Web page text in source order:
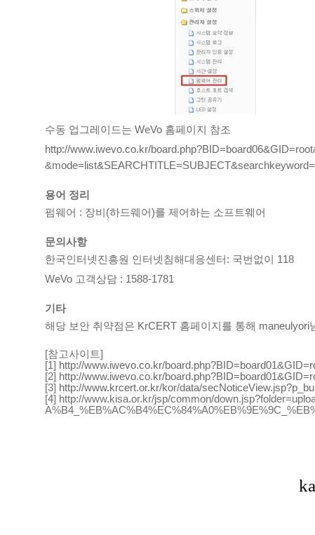
수동 업그레이드는 WeVo 홈페이지 참조
http://www.iwevo.co.kr/
용어 정리
펌웨어 : 장비(하드웨어)를 제어하는 소프트웨어
문의사항
한국인터넷진흥원 인터넷침해대응센터: 국번없이 118
WeVo 고객상담 : 1588-1781
기타
해당 보안 취약점은 KrCERT 홈페이지를 통해 maneulyori
[참고사이트]
[1] http://www.iwevo.co.kr/
[2] http://www.iwevo.co.kr/
[3] http://www.krcert.or.kr/kor/data/
[4] http://www.kisa.or.kr/jsp/common/